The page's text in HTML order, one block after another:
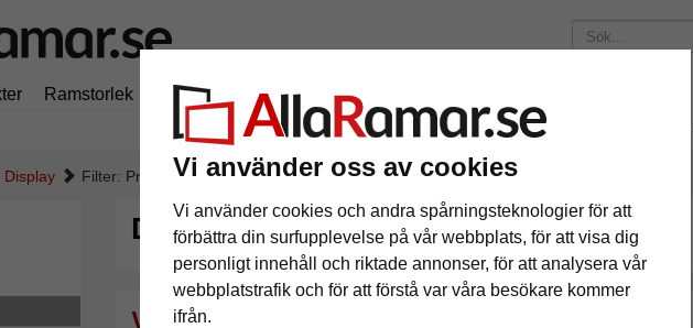
Vi använder oss av cookies
Vi använder cookies och andra spårningsteknologier för att
förbättra din surfupplevelse på vår webbplats, för att visa dig
personligt innehåll och riktade annonser, för att analysera vår
webbplatstrafik och för att förstå var våra besökare kommer
ifrån.
Ramstorlek Märken Ramar efter mått
195 kri leveranskostnad. Oavsett hur mycket du beställer.
Display Filter: Produkttyp: tillbehör
Display